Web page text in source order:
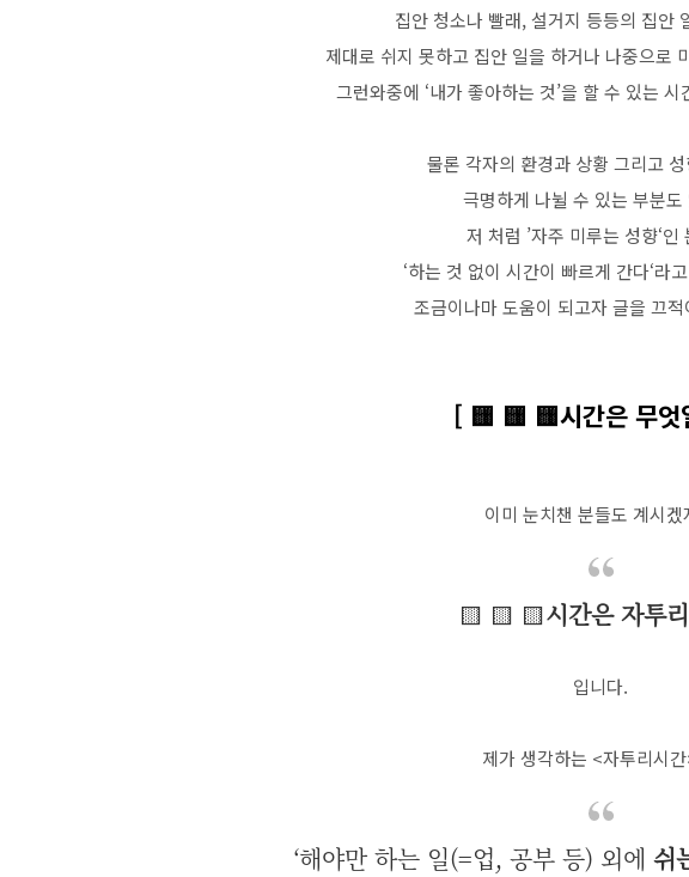
집안 청소나 빨래, 설거지 등등의 집안
제대로 쉬지 못하고 집안 일을 하거나 나중으로
그런와중에 ‘내가 좋아하는 것’을 할 수 있는
물론 각자의 환경과 상황 그리고
극명하게 나뉠 수 있는 부분도
저 처럼 ’자주 미루는 성향‘인
‘하는 것 없이 시간이 빠르게 간다‘라
조금이나마 도움이 되고자 글을 끄
[ 🟨 🟨 🟨시간은 무엇
이미 눈치챈 분들도 계시겠
🟨 🟨 🟨시간은 자투
입니다.
제가 생각하는 <자투리시
‘해야만 하는 일(=업, 공부 등) 외에 쉬